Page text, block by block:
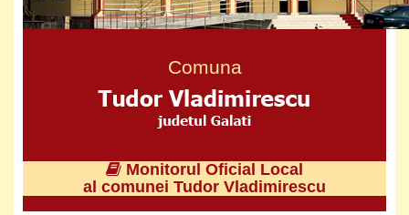
Comuna
Monitorul Oficial Local
al comunei Tudor Vladimirescu